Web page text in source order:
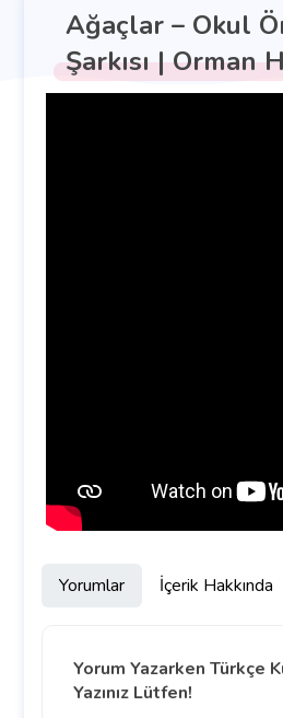
Ağaçlar – Okul
Şarkısı | Orman
Yorumlar İçerik Hakkında
Yorum Yazarken Türkçe
Yazınız Lütfen!